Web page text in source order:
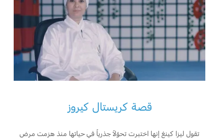
قصة كريستال كيروز
تقول ليزا كينغ إنها اختبرت تحوّلاً جذرياً في حياتها منذ هزمت مرض